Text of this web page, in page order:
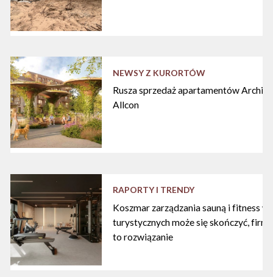
NEWSY Z KURORTÓW
Rusza sprzedaż apartamentów
Allcon
RAPORTY I TRENDY
Koszmar zarządzania sauną i fitness w
turystycznych może się skończyć,
to rozwiązanie